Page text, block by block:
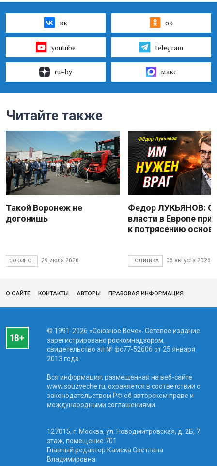
вк ок
youtube telegram
ru–by макс
Читайте также
Такой Воронеж не
догонишь
СОЮЗНОЕ 29 июля 2026
Федор ЛУКЬЯНОВ:
власти в Европе
к потрясению основ
ПОЛИТИКА 06 августа 2026
О САЙТЕ КОНТАКТЫ АВТОРЫ ПРАВОВАЯ ИНФОРМАЦИЯ
© 1991-2026 «Союзное Вече». Сетевое издание
зарегистрировано роскомнадзором,
свидетельство эл № фc77-52606 от 25 января
2013 года.
Вся информация, размещенная на веб-сайте
www.souzveche.ru, охраняется в соответствии с
законодательством РФ об авторском праве и
международными соглашениями.
127015, г. Москва, ул. Новодмитровская, д. 2Б, 7
этаж, помещение 701
Главный редактор Камека Светлана
Владимировна